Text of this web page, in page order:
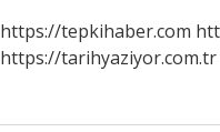
https://tepkihaber.com
https://tarihyaziyor.com.tr